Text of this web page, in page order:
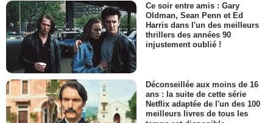
Ce soir entre amis : Gary
Oldman, Sean Penn et Ed
Harris dans l'un des meilleurs
thrillers des années 90
injustement oublié !
Déconseillée aux moins de 16
ans : la suite de cette série
Netflix adaptée de l'un des 100
meilleurs livres de tous les